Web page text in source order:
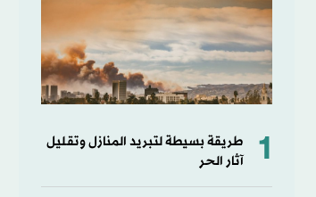
1
طريقة بسيطة لتبريد المنازل وتقليل
آثار الحر